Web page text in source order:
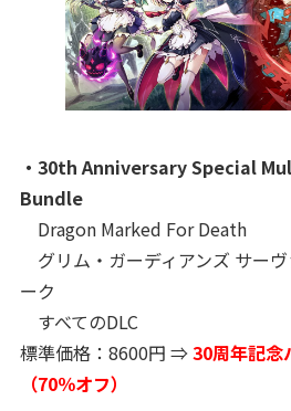
・30th Anniversary Special
Bundle
Dragon Marked For Death
グリム・ガーディアンズ サー
ーク
すべてのDLC
標準価格：8600円 ⇒30周年記念
（70％オフ）